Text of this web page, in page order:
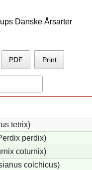
Danske Årsarter
PDF Print
tetrix)
perdix)
coturnix)
colchicus)